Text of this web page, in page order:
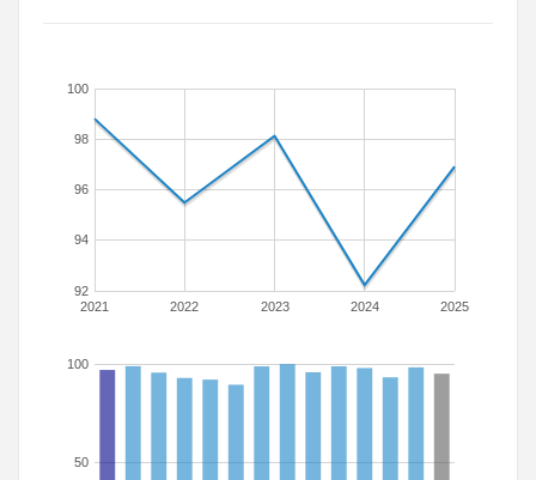
2021 2022 2023 2024 2025
92
94
96
98
100
50
100